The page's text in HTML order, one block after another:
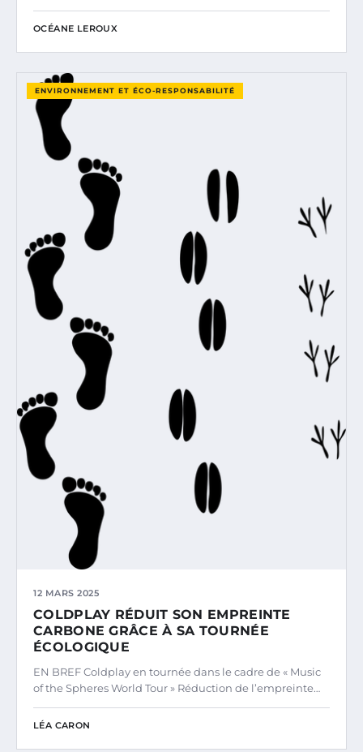
OCÉANE LEROUX
ENVIRONNEMENT ET ÉCO-RESPONSABILITÉ
12 MARS 2025
COLDPLAY RÉDUIT SON EMPREINTE
CARBONE GRÂCE À SA TOURNÉE
ÉCOLOGIQUE
EN BREF Coldplay en tournée dans le cadre de « Music
of the Spheres World Tour » Réduction de l’empreinte…
LÉA CARON